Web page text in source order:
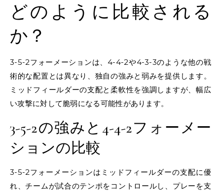
どのように比較される
か？
3-5-2フォーメーションは、4-4-2や4-3-3のような他の戦
術的な配置とは異なり、独自の強みと弱みを提供します。
ミッドフィールダーの支配と柔軟性を強調しますが、幅広
い攻撃に対して脆弱になる可能性があります。
3-5-2の強みと4-4-2フォーメー
ションの比較
3-5-2フォーメーションはミッドフィールダーの支配に優
れ、チームが試合のテンポをコントロールし、プレーを支